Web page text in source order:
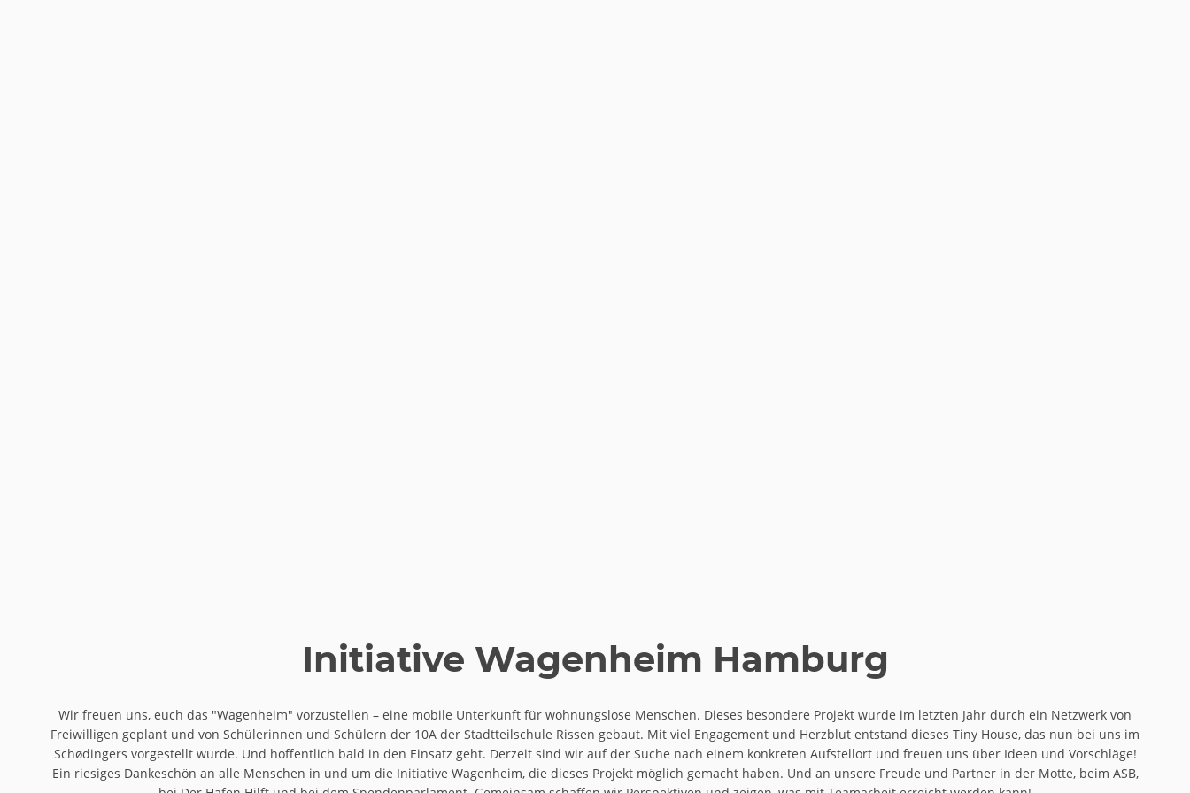
Initiative Wagenheim Hamburg
Wir freuen uns, euch das "Wagenheim" vorzustellen – eine mobile Unterkunft für wohnungslose Menschen. Dieses besondere Projekt wurde im letzten Jahr durch ein Netzwerk von
Freiwilligen geplant und von Schülerinnen und Schülern der 10A der Stadtteilschule Rissen gebaut. Mit viel Engagement und Herzblut entstand dieses Tiny House, das nun bei uns im
Schødingers vorgestellt wurde. Und hoffentlich bald in den Einsatz geht. Derzeit sind wir auf der Suche nach einem konkreten Aufstellort und freuen uns über Ideen und Vorschläge!
Ein riesiges Dankeschön an alle Menschen in und um die Initiative Wagenheim, die dieses Projekt möglich gemacht haben. Und an unsere Freude und Partner in der Motte, beim ASB,